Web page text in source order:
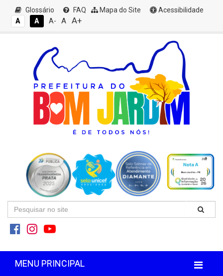
Glossário FAQ Mapa do Site
Acessibilidade
A
A A- A A+
MENU PRINCIPAL